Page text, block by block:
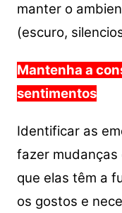
manter o
(escuro,
Mantenha a
sentimentos
Identificar as
fazer mudanças
que elas têm a
os gostos e